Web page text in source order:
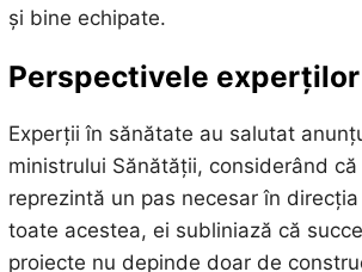
și bine echipate.
Perspectivele
Experții în sănătate au salutat
ministrului Sănătății, considerând
reprezintă un pas necesar în
toate acestea, ei subliniază că
proiecte nu depinde doar de